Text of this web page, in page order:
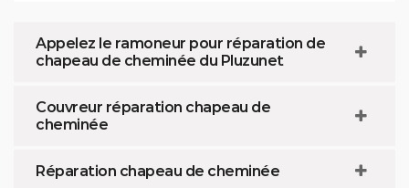
Appelez le ramoneur pour réparation de
chapeau de cheminée du Pluzunet
Couvreur réparation chapeau de
cheminée
Réparation chapeau de cheminée